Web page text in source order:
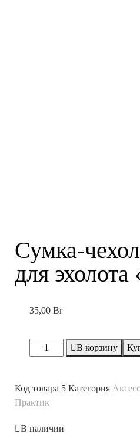
Сумка-
для
35,00 Br
В корзину
Код товара 5 Категория
Практик
В наличии